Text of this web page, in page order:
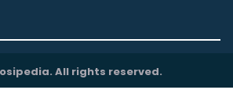
All rights reserved.